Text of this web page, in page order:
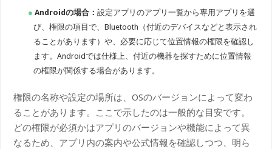
Androidの場合：設定アプリのアプリ一覧から専用アプリを選
び、権限の項目で、Bluetooth（付近のデバイスなどと表示され
ることがあります）や、必要に応じて位置情報の権限を確認し
ます。Androidでは仕様上、付近の機器を探すために位置情報
の権限が関係する場合があります。
権限の名称や設定の場所は、OSのバージョンによって変わ
ることがあります。ここで示したのは一般的な目安です。
どの権限が必須かはアプリのバージョンや機能によって異
なるため、アプリ内の案内や公式情報を確認しつつ、明ら